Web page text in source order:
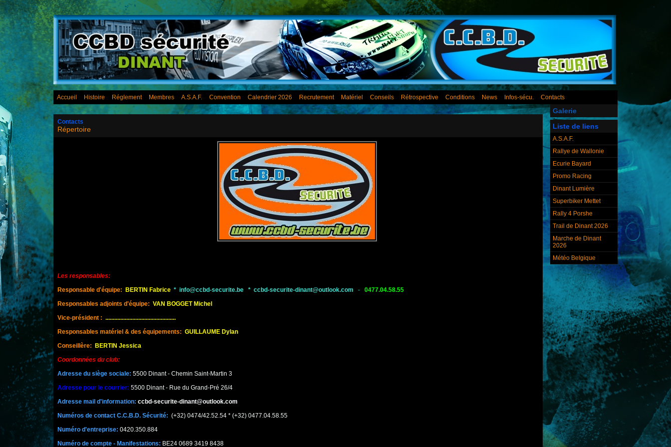
Accueil Histoire Réglement Membres A.S.A.F. Convention Calendrier 2026 Recrutement Matériel Conseils Rétrospective Conditions News Infos-sécu. Contacts
Contacts
Répertoire
Les responsables:
Responsable d'équipe: BERTIN Fabrice * info@ccbd-securite.be * ccbd-securite-dinant@outlook.com - 0477.04.58.55
Responsables adjoints d'équipe: VAN BOGGET Michel
Vice-président : ...............................................
Responsables matériel & des équipements: GUILLAUME Dylan
Conseillère:
BERTIN Jessica
Coordonnées du club:
Adresse du siège sociale: 5500 Dinant - Chemin Saint-Martin 3
Adresse pour le courrier: 5500 Dinant - Rue du Grand-Pré 26/4
Adresse mail d'information: ccbd-securite-dinant@outlook.com
Numéros de contact C.C.B.D. Sécurité: (+32) 0474/42.52.54 * (+32) 0477.04.58.55
Numéro d'entreprise: 0420.350.884
Numéro de compte - Manifestations: BE24 0689 3419 8438
Galerie
Liste de liens
A.S.A.F.
Rallye de Wallonie
Ecurie Bayard
Promo Racing
Dinant Lumière
Superbiker Mettet
Rally 4 Porshe
Trail de Dinant 2026
Marche de Dinant
2026
Météo Belgique